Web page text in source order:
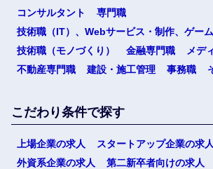
コンサルタント
専門職
技術職（IT）、Webサービス・制作、ゲーム
技術職（モノづくり）
金融専門職
メデ
不動産専門職
建設・施工管理 事務職
こだわり条件で探す
上場企業の求人
スタートアップ企業の求人
外資系企業の求人
第二新卒者向けの求人